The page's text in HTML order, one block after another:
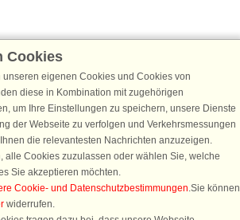
Ferienhaus-Fans an
von 25 € für Ihren nächsten
Sie sich einfach für den DanCenter Newsletter
exklusive Angebote, Gewinnspiele und
Cookies
eigenen Cookies und Cookies von
diese in Kombination mit zugehörigen
um Ihre Einstellungen zu speichern, unsere Dienste
der Webseite zu verfolgen und Verkehrsmessungen
die relevantesten Nachrichten anzuzeigen.
alle Cookies zuzulassen oder wählen Sie, welche
Sie akzeptieren möchten.
Cookie- und Datenschutzbestimmungen.Sie können
widerrufen.